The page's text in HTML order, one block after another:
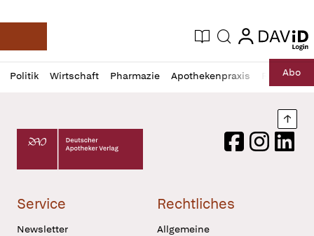
Deutsche Apotheker Zeitung
Aktuelle Ausgabe
Suche login
login
Politik Wirtschaft Pharmazie Apothekenpraxis RechtAbo
Profil
öffnen
Daz
Pur
Deutscher Apotheker Verlag Logo
FacebookInstagram
Service
Newsletter
Rechtliches
Allgemeine